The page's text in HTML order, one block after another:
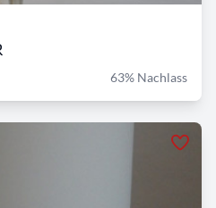
63% Nachlass